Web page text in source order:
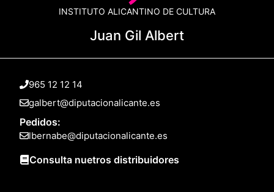
INSTITUTO ALICANTINO DE CULTURA
Juan Gil Albert
965 12 12 14
galbert@diputacionalicante.es
Pedidos:
lbernabe@diputacionalicante.es
Consulta nuetros distribuidores